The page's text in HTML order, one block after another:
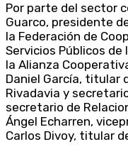
Por parte del sector
Guarco, presidente
la Federación de
Servicios Públicos de
la Alianza
Daniel García, titular
Rivadavia y
secretario de
Ángel Echarren,
Carlos Divoy, titular